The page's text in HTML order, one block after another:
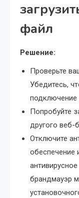
файл
Решение:
Проверьте
Убедитесь,
подключение
Попробуйте
другого веб-
Отключите
обеспечение
брандмауэр